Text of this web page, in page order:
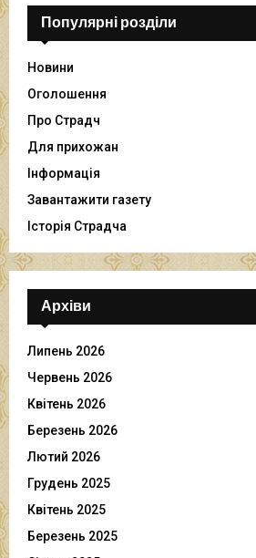
ч
Популярні розділи
Новини
Оголошення
Про Страдч
Для прихожан
Інформація
Завантажити газету
Історія Страдча
Архіви
Липень 2026
Червень 2026
Квітень 2026
Березень 2026
Лютий 2026
Грудень 2025
Квітень 2025
Березень 2025